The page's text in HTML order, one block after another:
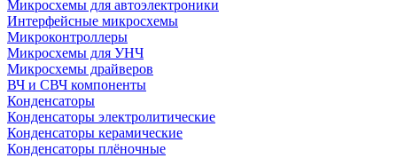
Микросхемы для автоэлектроники
Интерфейсные микросхемы
Микроконтроллеры
Микросхемы для УНЧ
Микросхемы драйверов
ВЧ и СВЧ компоненты
Конденсаторы
Конденсаторы электролитические
Конденсаторы керамические
Конденсаторы плёночные